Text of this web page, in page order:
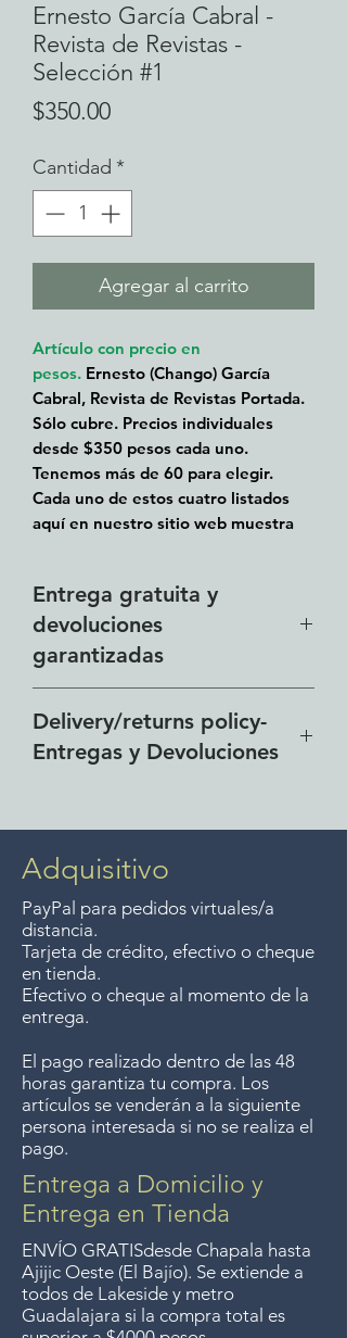
Ernesto García Cabral -
Revista de Revistas -
Selección #1
$350.00Precio
Cantidad *
Agregar al carrito
Artículo con precio en
pesos. Ernesto (Chango) García
Cabral, Revista de Revistas Portada.
Sólo cubre. Precios individuales
desde $350 pesos cada uno.
Tenemos más de 60 para elegir.
Cada uno de estos cuatro listados
aquí en nuestro sitio web muestra
Los precios varían según la obra de
arte, fecha, condición y tema.
Algunas imágenes políticas geniales,
personajes famosos, imágenes art
Comuníquese conmigo con una
captura de pantalla de la portada
por 16", algunos tienen bordes
andrajosos. Recomendamos tenerlos
enmarañados y enmarcados en
grupos de 3 o más. Podemos
ayudarlo con eso si no conoce a un
buen enmarcador.
Entrega gratuita y
devoluciones
garantizadas
gratuita incluye toda la zona de
Lakeside desde El Chante hasta
dentro de los 7 días posteriores
a su compra.
Delivery/returns policy-
Entregas y Devoluciones
Chapala area for purchases of
$4000 pesos. We accept returns
up to 7 days after the sale
unless the items are sale priced,
sorry, no returns on sale items.
We previously delivered to
Guadalajara for free but we no
longer offer that service.
Entrega gratis en toda la zona
del Lago de Chapala por
compras de $4000 pesos.
Aceptamos devoluciones hasta
7 días después de la venta a
menos que los artículos tengan
un precio de oferta, lo
sentimos, no se aceptan
devoluciones de artículos en
Adquisitivo
PayPal para pedidos virtuales/a
distancia.
Tarjeta de crédito, efectivo o cheque
en tienda.
Efectivo o cheque al momento de la
entrega.
El pago realizado dentro de las 48
horas garantiza tu compra. Los
artículos se venderán a la siguiente
persona interesada si no se realiza el
pago.
Entrega a Domicilio y
Entrega en Tienda
ENVÍO GRATISdesde Chapala hasta
Ajijic Oeste (El Bajío). Se extiende a
todos de Lakeside y metro
Guadalajara si la compra total es